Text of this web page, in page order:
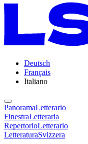
Deutsch
Français
Italiano
PanoramaLetterario
FinestraLetteraria
RepertorioLetterario
LetteraturaSvizzera